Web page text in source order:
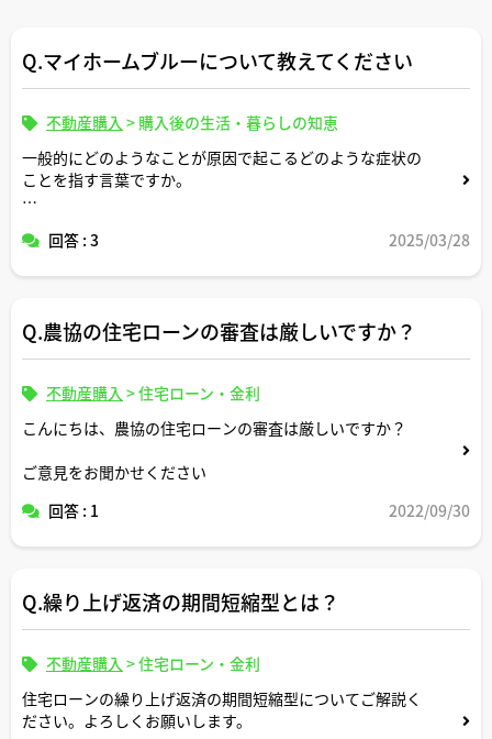
Q.マイホームブルーについて教えてください
不動産購入 > 購入後の生活・暮らしの知恵
一般的にどのようなことが原因で起こるどのような症状の
ことを指す言葉ですか。
たお客様のエピソードがありましたら教えてください。
回答 : 3 2025/03/28
Q.農協の住宅ローンの審査は厳しいですか？
不動産購入 >住宅ローン・金利
こんにちは、農協の住宅ローンの審査は厳しいですか？
ご意見をお聞かせください
回答 : 1
2022/09/30
Q.繰り上げ返済の期間短縮型とは？
不動産購入 >住宅ローン・金利
住宅ローンの繰り上げ返済の期間短縮型についてご解説く
ださい。よろしくお願いします。